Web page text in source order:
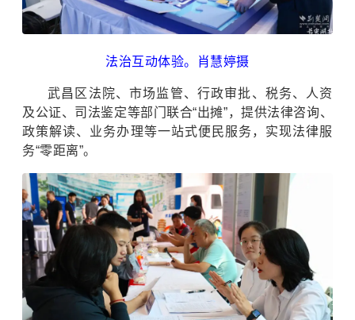
法治互动体验。肖慧婷摄
武昌区法院、市场监管、行政审批、税务、人资
及公证、司法鉴定等部门联合“出摊”，提供法律咨询、
政策解读、业务办理等一站式便民服务，实现法律服
务“零距离”。